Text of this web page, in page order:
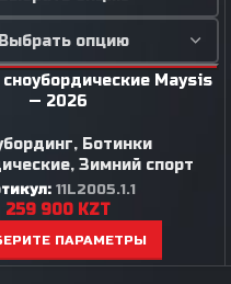
сноубордические Maysis
— 2026
, Ботинки
, Зимний спорт
11L2005.1.1
259 900 KZT
ПАРАМЕТРЫ